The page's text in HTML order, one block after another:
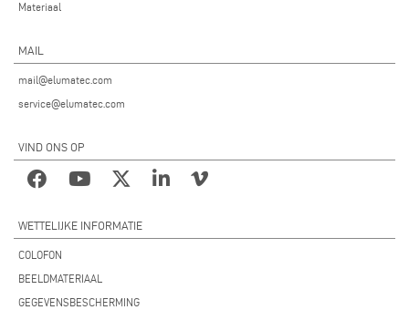
Materiaal
MAIL
mail@elumatec.com
service@elumatec.com
VIND ONS OP
WETTELIJKE INFORMATIE
COLOFON
BEELDMATERIAAL
GEGEVENSBESCHERMING